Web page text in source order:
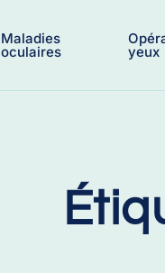
Maladies
oculaires yeux